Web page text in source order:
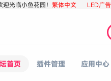
光临小鱼花园！ 繁体中文 LED广
首页 插件管理 应用中心